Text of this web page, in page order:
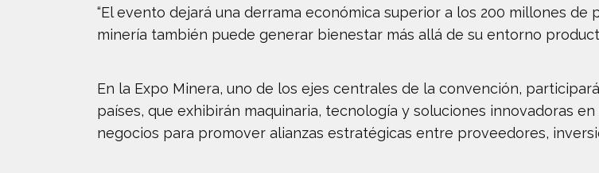
“El evento dejará una derrama económica superior a los 200 millones
minería también puede generar bienestar más allá de su entorno
En la Expo Minera, uno de los ejes centrales de la convención,
países, que exhibirán maquinaria, tecnología y soluciones innovadoras
negocios para promover alianzas estratégicas entre proveedores,